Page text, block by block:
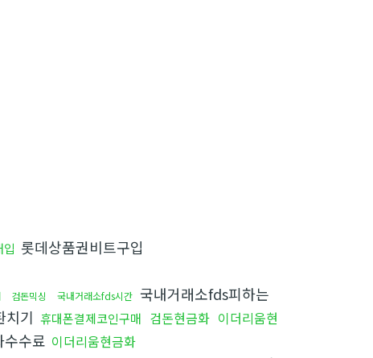
롯데상품권비트구입
검돈믹싱 국내거래소fds시간 국내거래소fds피하는
치기 휴대폰결제코인구매 검돈현금화 이더리움현
수수료 이더리움현금화